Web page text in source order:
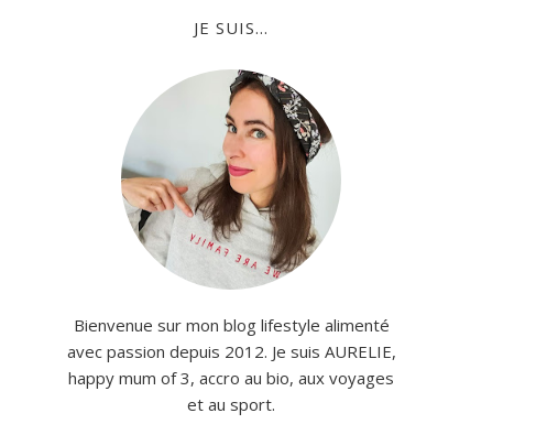
JE SUIS...
Bienvenue sur mon blog lifestyle alimenté
avec passion depuis 2012. Je suis AURELIE,
happy mum of 3, accro au bio, aux voyages
et au sport.